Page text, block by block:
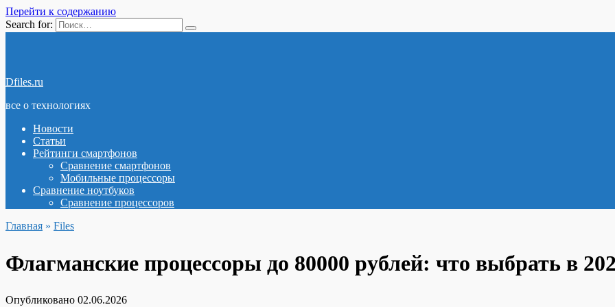
Перейти к содержанию
Search for:
Dfiles.ru
все о технологиях
Новости
Статьи
Рейтинги смартфонов
Сравнение смартфонов
Мобильные процессоры
Сравнение ноутбуков
Сравнение процессоров
Главная » Files
Флагманские процессоры до 80000 рублей: что выбрать в
Опубликовано 02.06.2026